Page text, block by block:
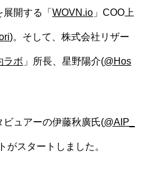
開する「 WOVN.io 」COO上
)。そして、株式会社リザー
ラボ 」所長、星野陽介(@Hos
ュアーの伊藤秋廣氏(@AIP_
がスタートしました。